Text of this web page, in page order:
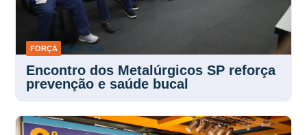
30 JUL 2026
Encontro dos Metalúrgicos SP reforça
prevenção e saúde bucal